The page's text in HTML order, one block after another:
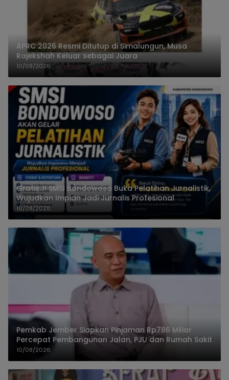
APRC 2026 Resmi Ditutup di Simalungun, Musa
Rajekshah Keluar sebagai Juara
10/08/2026
Gratis..!! SMSI Bondowoso Buka Pelatihan Jurnalistik,
Wujudkan Impian Jadi Jurnalis Profesional
10/08/2026
Pemkab Jember Siapkan Pinjaman Rp786 Miliar
Percepat Pembangunan Jalan, PJU dan Rumah Sakit
10/08/2026